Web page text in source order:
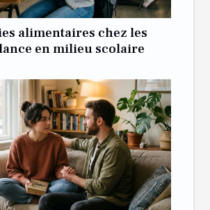
alimentaires chez les
en milieu scolaire